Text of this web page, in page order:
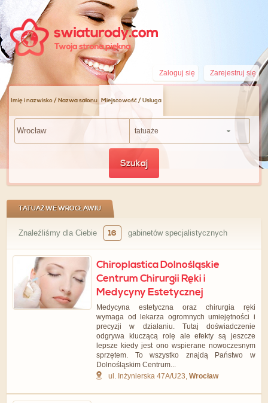
Zarejestruj się
Zaloguj się
Imię i nazwisko / Nazwa salonu Miejscowość / Usługa
tatuaże
Szukaj
TATUAŻ WE WROCŁAWIU
Znaleźliśmy dla Ciebie 16 gabinetów specjalistycznych
Chiroplastica Dolnośląskie
Centrum Chirurgii Ręki i
Medycyny Estetycznej
Medycyna estetyczna oraz chirurgia ręki
wymaga od lekarza ogromnych umiejętności i
precyzji w działaniu. Tutaj doświadczenie
odgrywa kluczącą rolę ale efekty są jeszcze
lepsze kiedy jest ono wspierane nowoczesnym
sprzętem. To wszystko znajdą Państwo w
Dolnośląskim Centrum...
ul. Inżynierska 47A/U23,Wrocław